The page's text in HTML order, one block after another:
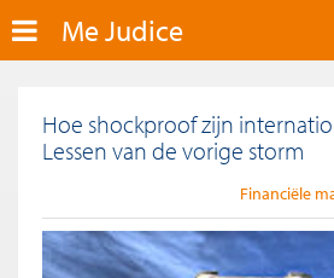
Me Judice
Hoe shockproof zijn
Lessen van de vorige storm
Financiële